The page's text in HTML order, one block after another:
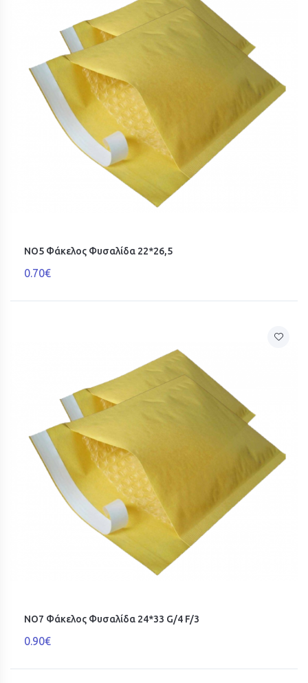
ΝΟ5 Φάκελος Φυσαλίδα 22*26,5
0.70€
ΝΟ7 Φάκελος Φυσαλίδα 24*33 G/4 F/3
0.90€